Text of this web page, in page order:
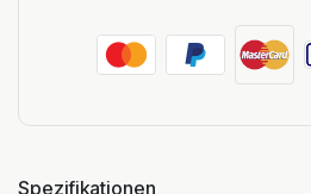
Spezifikationen